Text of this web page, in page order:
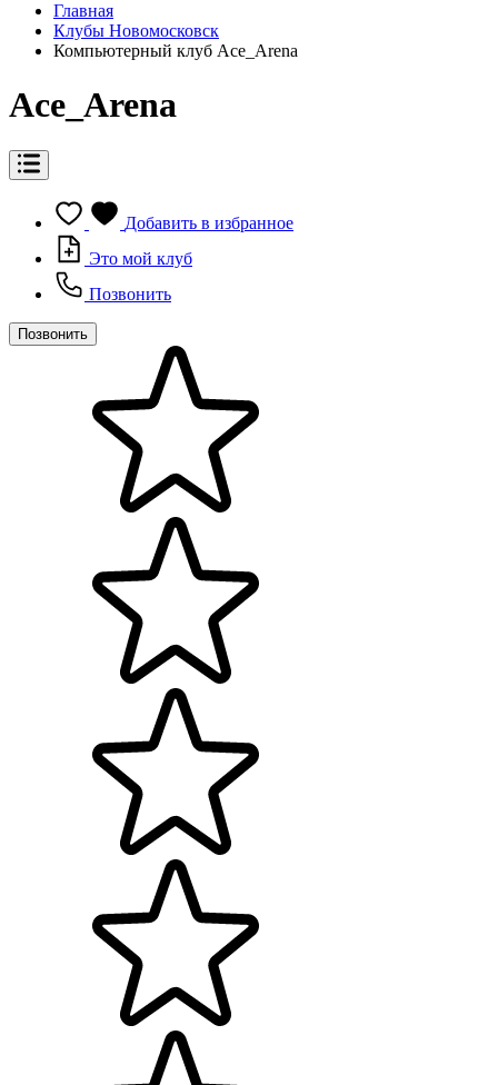
Главная
Клубы Новомосковск
Компьютерный клуб Ace_Arena
Ace_Arena
Добавить в избранное
Это мой клуб
Позвонить
Позвонить